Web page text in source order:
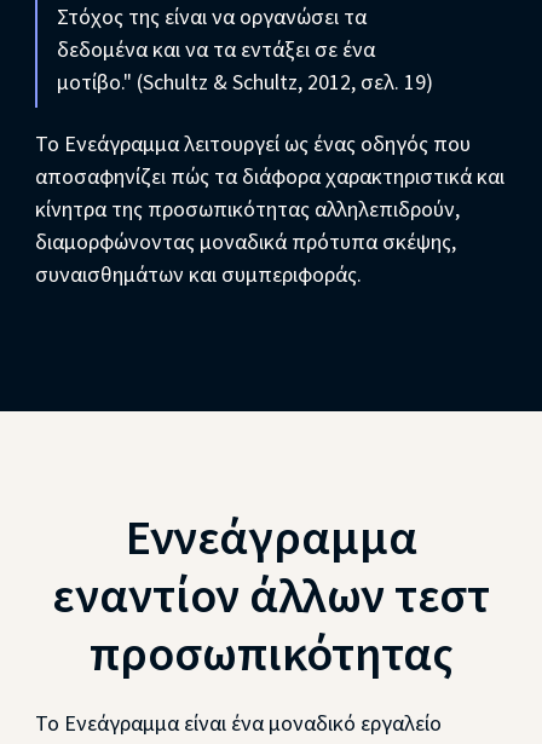
Στόχος της είναι να οργανώσει τα
δεδομένα και να τα εντάξει σε ένα
μοτίβο." (Schultz & Schultz, 2012, σελ. 19)
Το Ενεάγραμμα λειτουργεί ως ένας οδηγός που
αποσαφηνίζει πώς τα διάφορα χαρακτηριστικά και
κίνητρα της προσωπικότητας αλληλεπιδρούν,
διαμορφώνοντας μοναδικά πρότυπα σκέψης,
συναισθημάτων και συμπεριφοράς.
Εννεάγραμμα
εναντίον άλλων τεστ
προσωπικότητας
Το Ενεάγραμμα είναι ένα μοναδικό εργαλείο